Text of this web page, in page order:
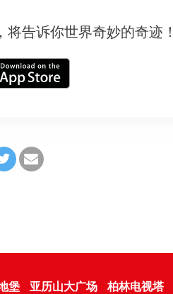
告诉你世界奇妙的奇迹！
堡 亚历山大广场 柏林电视塔